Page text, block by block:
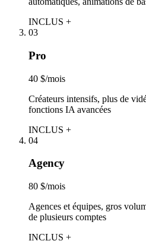
INCLUS +
03
Pro
40 $/mois
Créateurs intensifs, plus de
fonctions IA avancées
INCLUS +
04
Agency
80 $/mois
Agences et équipes, gros
de plusieurs comptes
INCLUS +